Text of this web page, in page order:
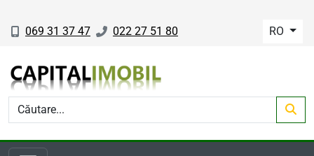
069 31 37 47 022 27 51 80 RO